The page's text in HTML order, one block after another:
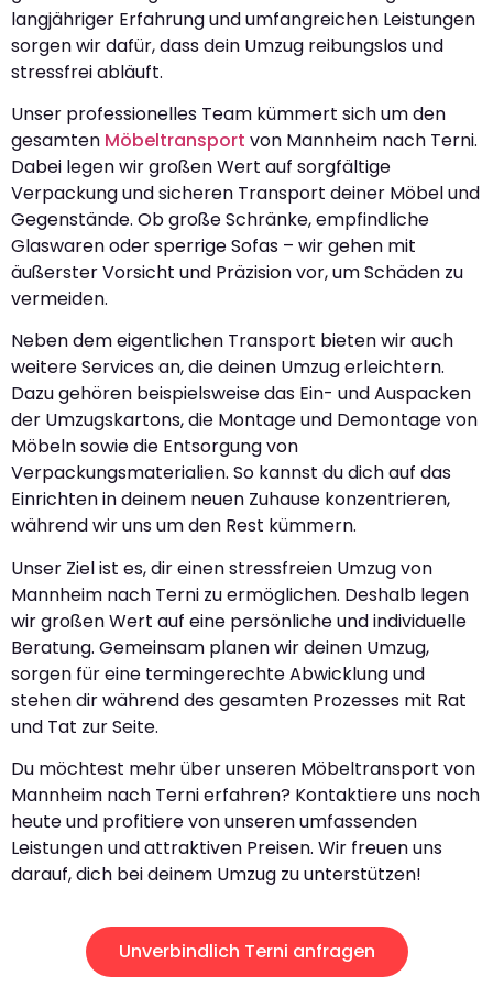
langjähriger Erfahrung und umfangreichen Leistungen
sorgen wir dafür, dass dein Umzug reibungslos und
stressfrei abläuft.
Unser professionelles Team kümmert sich um den
gesamten Möbeltransport von Mannheim nach Terni.
Dabei legen wir großen Wert auf sorgfältige
Verpackung und sicheren Transport deiner Möbel und
Gegenstände. Ob große Schränke, empfindliche
Glaswaren oder sperrige Sofas – wir gehen mit
äußerster Vorsicht und Präzision vor, um Schäden zu
vermeiden.
Neben dem eigentlichen Transport bieten wir auch
weitere Services an, die deinen Umzug erleichtern.
Dazu gehören beispielsweise das Ein- und Auspacken
der Umzugskartons, die Montage und Demontage von
Möbeln sowie die Entsorgung von
Verpackungsmaterialien. So kannst du dich auf das
Einrichten in deinem neuen Zuhause konzentrieren,
während wir uns um den Rest kümmern.
Unser Ziel ist es, dir einen stressfreien Umzug von
Mannheim nach Terni zu ermöglichen. Deshalb legen
wir großen Wert auf eine persönliche und individuelle
Beratung. Gemeinsam planen wir deinen Umzug,
sorgen für eine termingerechte Abwicklung und
stehen dir während des gesamten Prozesses mit Rat
und Tat zur Seite.
Du möchtest mehr über unseren Möbeltransport von
Mannheim nach Terni erfahren? Kontaktiere uns noch
heute und profitiere von unseren umfassenden
Leistungen und attraktiven Preisen. Wir freuen uns
darauf, dich bei deinem Umzug zu unterstützen!
Unverbindlich Terni anfragen